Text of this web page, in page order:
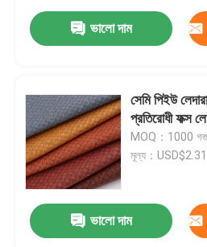
ভালো দাম
সেমি পিইউ
প্রতিরোধী ফক্স
MOQ：1000
মূল্য：
ভালো দাম